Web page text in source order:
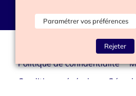
www.happyend.life 2025
Politique de confidentialité
Conditions générales
Gérer
Paramétrer vos préférences
Rejeter